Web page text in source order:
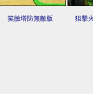
笑臉塔防無敵版 狙擊